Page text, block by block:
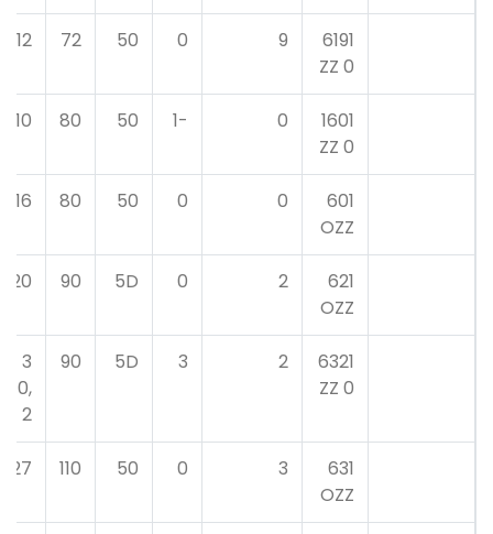
6191
0 ZZ
9
0
50
72
12
1601
0 ZZ
0
-1
50
80
10
601
OZZ
0
0
50
80
16
621
OZZ
2
0
5D
90
20
6321
0 ZZ
2
3
5D
90
3
0,
2
631
OZZ
3
0
50
110
27